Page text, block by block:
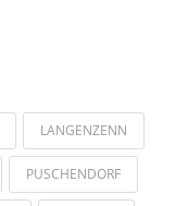
LANGENZENN
PUSCHENDORF